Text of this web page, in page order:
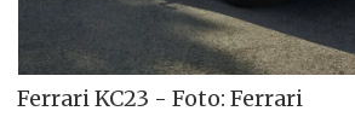
Ferrari KC23 - Foto: Ferrari